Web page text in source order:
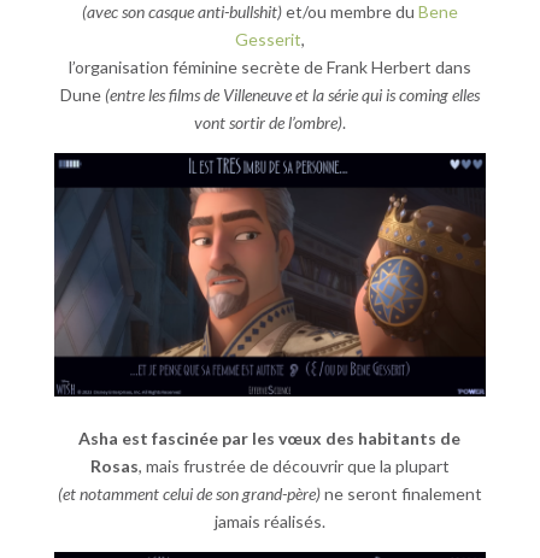
(avec son casque anti-bullshit)et/ou membre du Bene
Gesserit,
l’organisation féminine secrète de Frank Herbert dans
Dune (entre les films de Villeneuve et la série qui is coming elles
vont sortir de l’ombre).
Asha est fascinée par les vœux des habitants de
Rosas, mais frustrée de découvrir que la plupart
(et notamment celui de son grand-père)ne seront finalement
jamais réalisés.